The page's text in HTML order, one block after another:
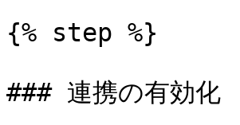
{% step %}
### 連携の有効化